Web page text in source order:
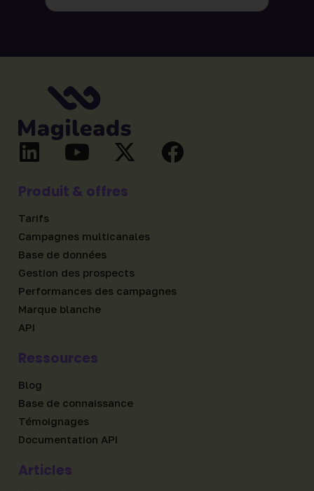
Produit & offres
Tarifs
Campagnes multicanales
Base de données
Gestion des prospects
Performances des campagnes
Marque blanche
API
Ressources
Blog
Base de connaissance
Témoignages
Documentation API
Articles